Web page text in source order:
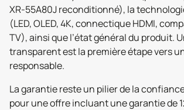
XR-55A80J reconditionné), la
(LED, OLED, 4K, connectique HDMI,
TV), ainsi que l’état général du produit.
transparent est la première étape vers
responsable.
La garantie reste un pilier de la
pour une offre incluant une garantie de